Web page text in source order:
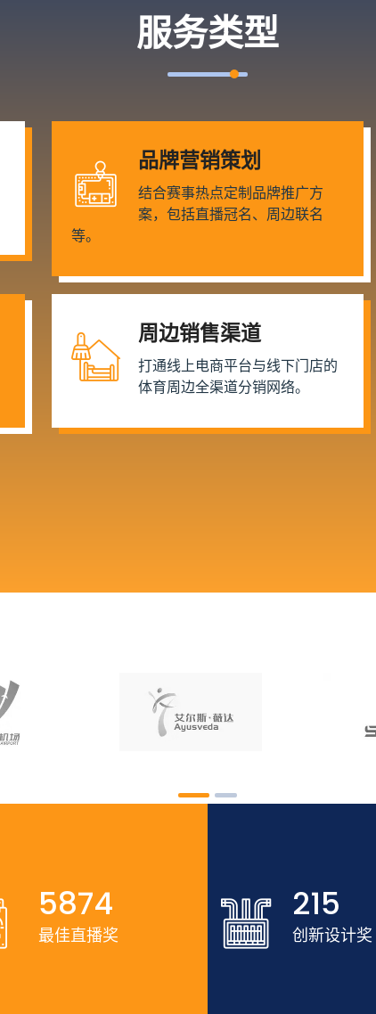
服务类型
品牌营销策划
结合赛事热点定制品牌推广方
案，包括直播冠名、周边联名
等。
周边销售渠道
打通线上电商平台与线下门店的
体育周边全渠道分销网络。
5874
最佳直播奖
215
创新设计奖